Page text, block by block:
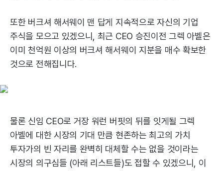
또한 버크셔 해서웨이 맨 답게 지속적으로 자신의 기업
주식을 모으고 있겠으니, 최근 CEO 승진이전 그렉 아벨은
이미 천억원 이상의 버크셔 해서웨이 지분을 매수 확보한
것으로 전해집니다.
물론 신임 CEO로 거장 워런 버핏의 뒤를 잇게될 그렉
아벨에 대한 시장의 기대 만큼 현존하는 최고의 가치
투자가의 빈 자리를 완벽히 대체할 수는 없을 것이라는
시장의 의구심들 (아래 리스트들)도 접할 수 있겠으니, 이